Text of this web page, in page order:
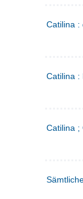
Catilina :
Catilina :
Catilina ;